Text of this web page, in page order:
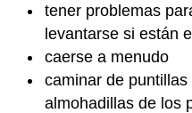
tener problemas
levantarse si están
caerse a menudo
caminar de
almohadillas de los